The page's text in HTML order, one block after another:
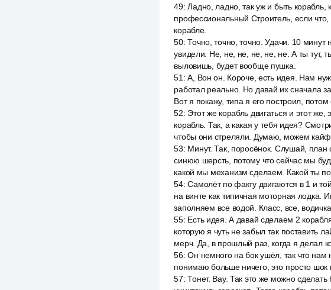
49:Ладно, ладно, так уж и быть корабль,
профессиональный Строитель, если
корабле.
50:Точно, точно, точно. Удачи. 10
увидели. Не, не, не, не, не, не. А ты тут,
выловишь, будет вообще пушка.
51 :А, Вон он. Короче, есть идея. Нам
работал реально. Но давай их сначала
Вот я покажу, типа я его построил,
52: Этот же корабль двигаться и этот
корабль. Так, а какая у тебя идея?
чтобы они стреляли. Думаю, можем кайф,
53: Минут. Так, поросёнок. Слушай, план
синюю шерсть, потому что сейчас мы
какой мы механизм сделаем. Какой ты
54:Самолёт по факту двигаются в 1 и
на винте как типичная моторная лодка.
заполняем все водой. Класс, все, водичка
55: Есть идея. А давай сделаем 2
которую я чуть не забыл так поставить
мерч. Да, в прошлый раз, когда я делал
56:Он немного на бок ушёл, так что нам
понимаю больше ничего, это просто шок
57:Тонет. Вау. Так это же можно сделать